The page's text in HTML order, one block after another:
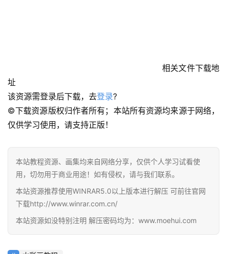
会
员
资
源
开
素
材
图
相关文件下载地
址
该资源需登录后下载，去登录?
©下载资源版权归作者所有；本站所有资源均来源于网络，
仅供学习使用，请支持正版！
本站教程资源、画集均来自网络分享，仅供个人学习试看使
用，切勿用于商业用途！如有侵权，请与我们联系。
本站资源推荐使用WINRAR5.0以上版本进行解压 可前往官网
下载http://www.winrar.com.cn/
本站资源如没特别注明 解压密码均为：www.moehui.com